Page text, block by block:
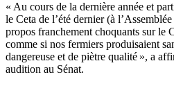
« Au cours de la dernière année et
le Ceta de l’été dernier (à
propos franchement choquants sur le
comme si nos fermiers produisaient
dangereuse et de piètre qualité », a
audition au Sénat.